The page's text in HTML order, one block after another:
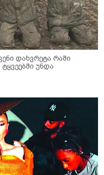
დახვრეტა რაში
უნდა